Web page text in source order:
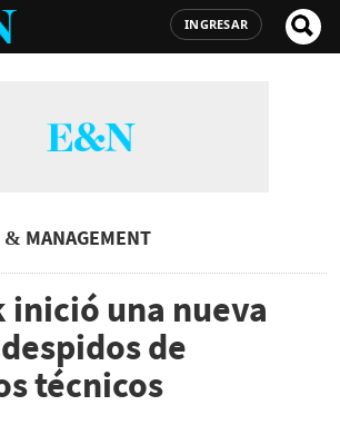
INGRESAR
& MANAGEMENT
inició una nueva
de
técnicos